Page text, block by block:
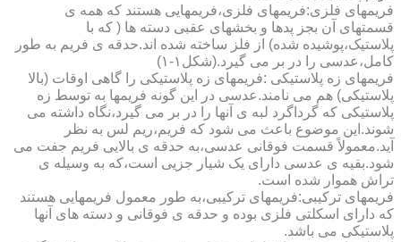
فریمهای فلزی:فریمهای فلزی،فریمهایی هستند که همه ی
قسمتهای آن بجز پدها و بخشهای عقبی دسته ها ( که با
پلاستیک،پوشیده شده) از فلز ساخته شده اند.حدقه ی فریم به طور
کامل،عدسی را در بر می گیرد.(شکل۱-۱)
فریمهای زه پلاستیکی :فریمهای زه پلاستیکی را گاهی اوقات (بالا
پلاستیکی) هم می نامند.عدسی در این گونه فریمها به توسط زه
پلاستیکی که گرداگرد لبه ی آنها را در بر می گیرد،نگاه داشته می
شوند.این موضوع باعث می شود که فریم،ریم لس به نظر
آید.معمولاً قسمت فوقانی عدسی،به حدقه ی بالایی فریم جفت می
شود.بقیه ی عدسی دارای یک شیار جزیی است،که به وسیله ی
تراش هموار شده است.
فریمهای ترکیبی:فریمهای ترکیبی،به طور معمول فریمهایی هستند
که دارای اسکلتی فلزی بوده و حدقه ی فوقانی و دسته های آنها
پلاستیکی می باشد.